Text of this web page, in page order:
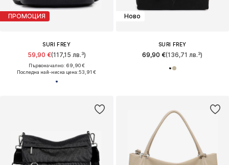
ПРОМОЦИЯ
SURI FREY
59,90 €(117,15 лв.³)
Първоначално: 69,90 €
Последна най-ниска цена:53,91 €
Ново
SURI FREY
69,90 €(136,71 лв.³)